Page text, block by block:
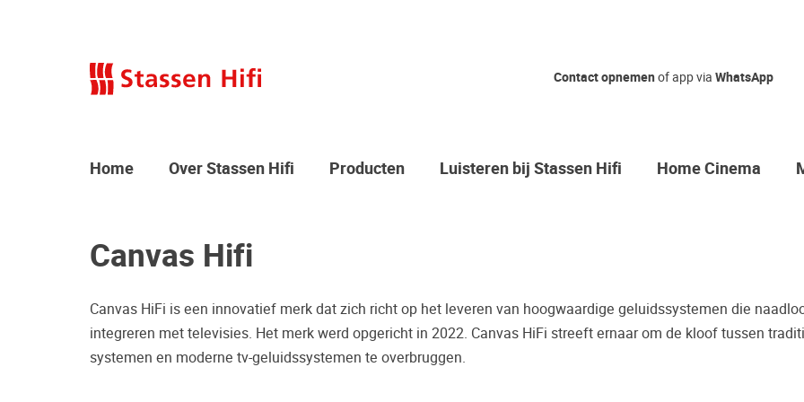
Nog geen
Palazzo luisterkasteel te
Contact opnemenof app via WhatsApp
Home Over Stassen Hifi Producten Luisteren bij Stassen Hifi Home Cinema
Canvas Hifi
Canvas HiFi is een innovatief merk dat zich richt op het leveren van hoogwaardige geluidssystemen die
integreren met televisies. Het merk werd opgericht in 2022. Canvas HiFi streeft ernaar om de kloof tussen
systemen en moderne tv-geluidssystemen te overbruggen.